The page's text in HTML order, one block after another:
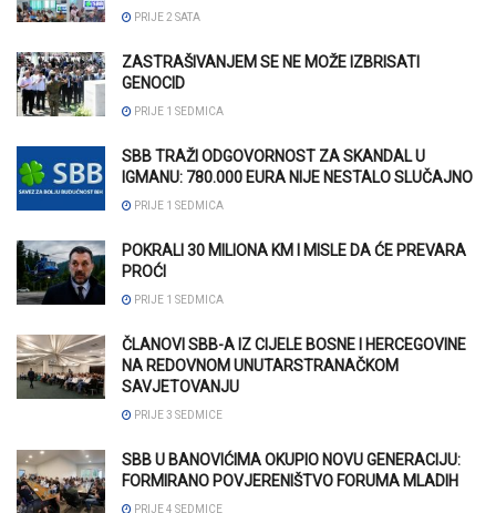
PRIJE 2 SATA
ZASTRAŠIVANJEM SE NE MOŽE IZBRISATI
GENOCID
PRIJE 1 SEDMICA
SBB TRAŽI ODGOVORNOST ZA SKANDAL U
IGMANU: 780.000 EURA NIJE NESTALO SLUČAJNO
PRIJE 1 SEDMICA
POKRALI 30 MILIONA KM I MISLE DA ĆE PREVARA
PROĆI
PRIJE 1 SEDMICA
ČLANOVI SBB-A IZ CIJELE BOSNE I HERCEGOVINE
NA REDOVNOM UNUTARSTRANAČKOM
SAVJETOVANJU
PRIJE 3 SEDMICE
SBB U BANOVIĆIMA OKUPIO NOVU GENERACIJU:
FORMIRANO POVJERENIŠTVO FORUMA MLADIH
PRIJE 4 SEDMICE